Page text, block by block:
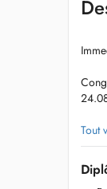
Les
Une
Tout